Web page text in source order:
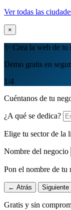
Ver todas las
×
✨ Crea la web de tu
Demo gratis en
1/4
Cuéntanos de tu
¿A qué se dedica?
Elige tu sector de la
Nombre del negocio
Pon el nombre de tu
← Atrás
Gratis y sin